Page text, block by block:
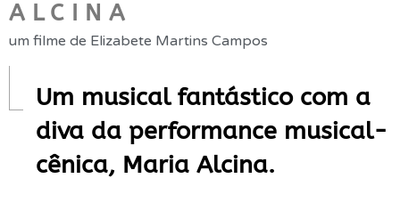
ALCINA
um filme de Elizabete Martins Campos
Um musical fantástico com a
diva da performance musical-
cênica, Maria Alcina.